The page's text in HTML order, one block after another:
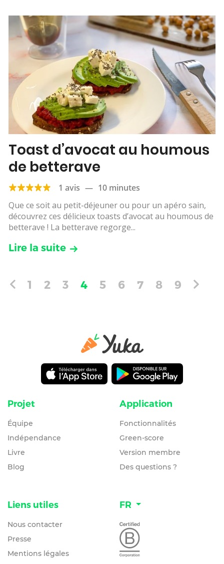
Toast d’avocat au houmous
de betterave
1 avis — 10 minutes
Que ce soit au petit-déjeuner ou pour un apéro sain,
découvrez ces délicieux toasts d’avocat au houmous de
betterave ! La betterave regorge...
Lire la suite
1 2 3 4 5 6 7 8 9
Projet
Équipe
Indépendance
Livre
Blog
Application
Fonctionnalités
Green-score
Version membre
Des questions ?
Liens utiles
Nous contacter
Presse
Mentions légales
FR